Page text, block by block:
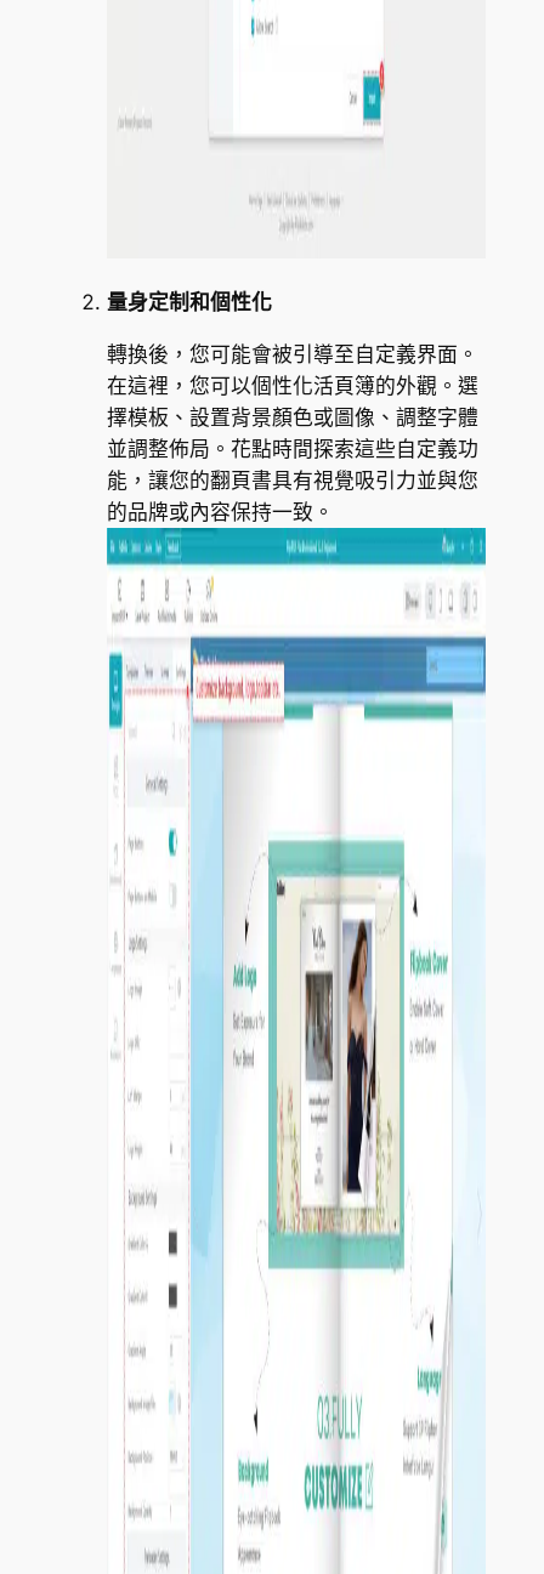
量身定制和個性化
轉換後，您可能會被引導至自定義界面。
在這裡，您可以個性化活頁簿的外觀。選
擇模板、設置背景顏色或圖像、調整字體
並調整佈局。花點時間探索這些自定義功
能，讓您的翻頁書具有視覺吸引力並與您
的品牌或內容保持一致。